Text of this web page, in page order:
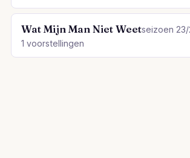
Wat Mijn Man Niet Weetseizoen
1 voorstellingen